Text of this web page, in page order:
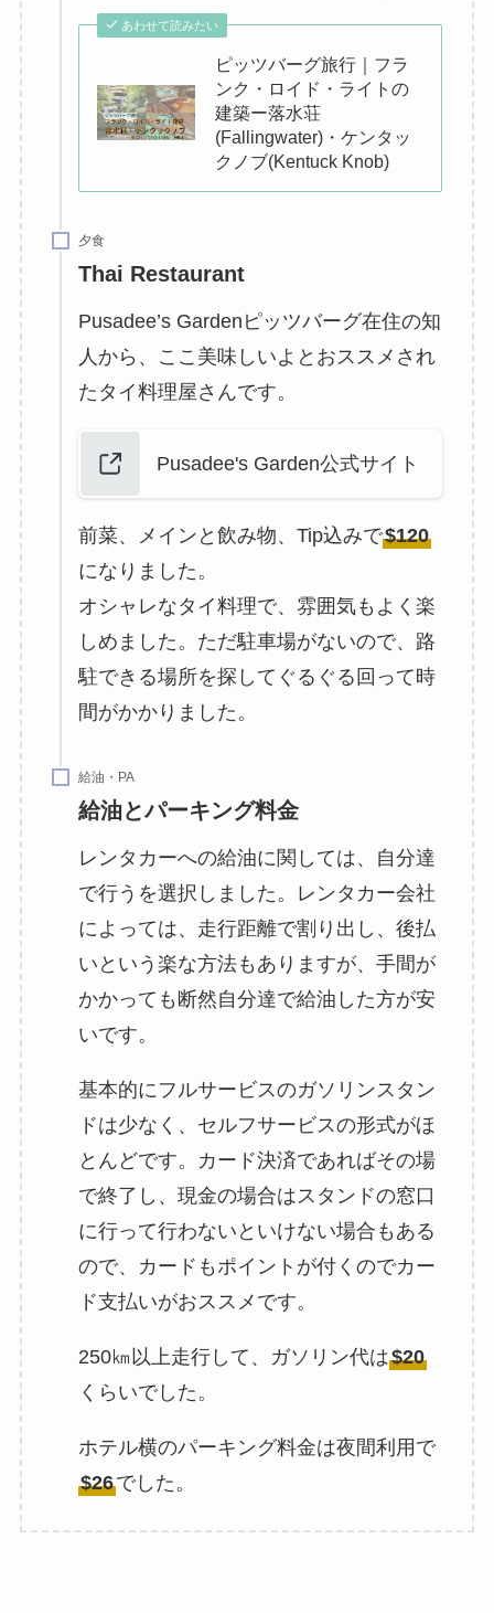
あわせて読みたい
ピッツバーグ旅行｜フラ
ンク・ロイド・ライトの
建築ー落水荘
(Fallingwater)・ケンタッ
クノブ(Kentuck Knob)
夕食
Thai Restaurant
Pusadee’s Gardenピッツバーグ在住の知
人から、ここ美味しいよとおススメされ
たタイ料理屋さんです。
Pusadee's Garden公式サイト
前菜、メインと飲み物、Tip込みで$120
になりました。
オシャレなタイ料理で、雰囲気もよく楽
しめました。ただ駐車場がないので、路
駐できる場所を探してぐるぐる回って時
間がかかりました。
給油・PA
給油とパーキング料金
レンタカーへの給油に関しては、自分達
で行うを選択しました。レンタカー会社
によっては、走行距離で割り出し、後払
いという楽な方法もありますが、手間が
かかっても断然自分達で給油した方が安
いです。
基本的にフルサービスのガソリンスタン
ドは少なく、セルフサービスの形式がほ
とんどです。カード決済であればその場
で終了し、現金の場合はスタンドの窓口
に行って行わないといけない場合もある
ので、カードもポイントが付くのでカー
ド支払いがおススメです。
250㎞以上走行して、ガソリン代は$20
くらいでした。
ホテル横のパーキング料金は夜間利用で
$26でした。